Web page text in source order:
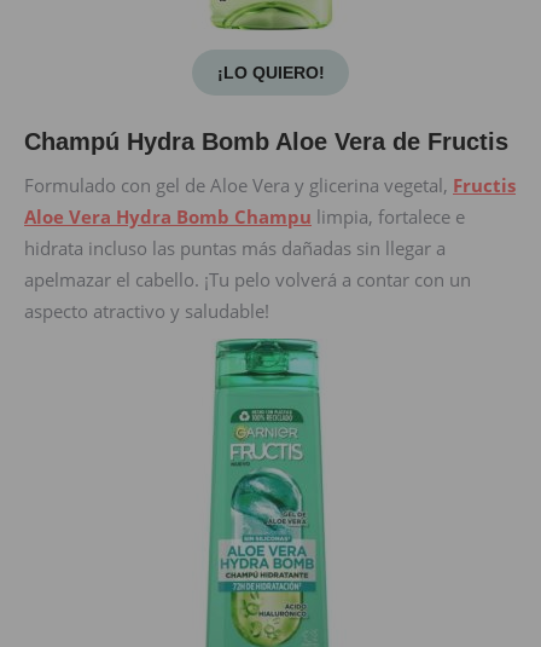
¡LO QUIERO!
Champú Hydra Bomb Aloe Vera de Fructis
Formulado con gel de Aloe Vera y glicerina vegetal, Fructis
Aloe Vera Hydra Bomb Champu limpia, fortalece e
hidrata incluso las puntas más dañadas sin llegar a
apelmazar el cabello. ¡Tu pelo volverá a contar con un
aspecto atractivo y saludable!